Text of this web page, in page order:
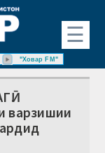
☰
"Ховар FM"
варзишии